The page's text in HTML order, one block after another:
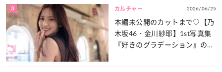
3 カルチャー 2026/06/25
本編未公開のカットまで♡【乃
木坂46・金川紗耶】1st写真集
『好きのグラデーション』の魅